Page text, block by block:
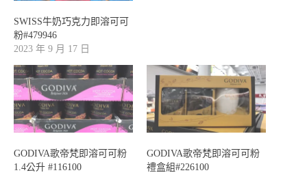
SWISS牛奶巧克力即溶可可
粉#479946
2023 年 9 月 17 日
GODIVA歌帝梵即溶可可粉
1.4公升 #116100
GODIVA歌帝梵即溶可可粉
禮盒組#226100